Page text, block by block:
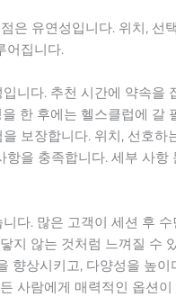
은 유연성입니다. 위치, 선
어집니다.
니다. 추천 시간에 약속을
한 후에는 헬스클럽에 갈
보장합니다. 위치, 선호
을 충족합니다. 세부 사
다. 많은 고객이 세션 후
지 않는 것처럼 느껴질 수
향상시키고, 다양성을 높
사람에게 매력적인 옵션